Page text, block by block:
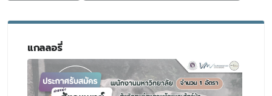
แกลลอรี่